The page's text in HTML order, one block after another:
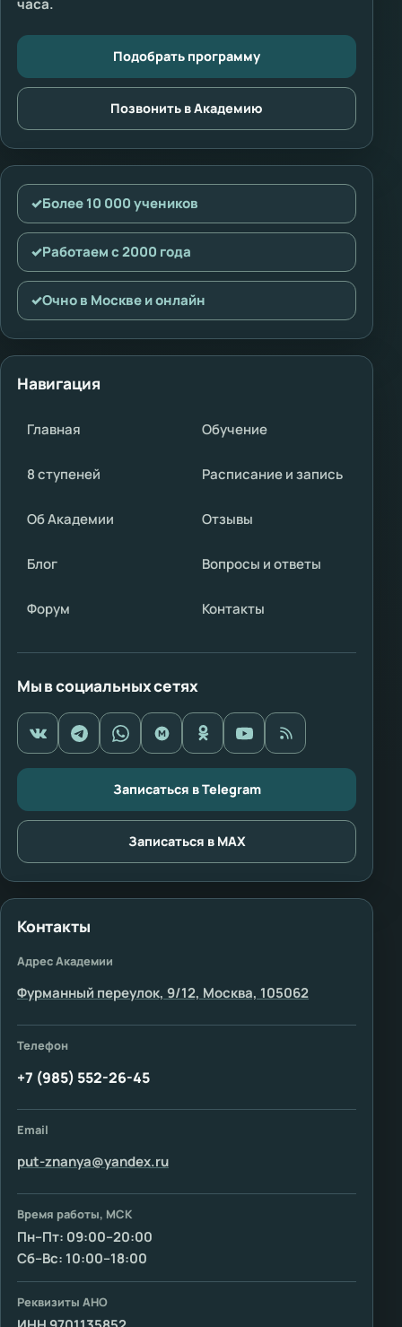
часа.
Подобрать программу
Позвонить в Академию
✓Более 10 000 учеников
✓Работаем с 2000 года
✓Очно в Москве и онлайн
Навигация
Главная Обучение
8 ступеней Расписание и запись
Об Академии Отзывы
Блог Вопросы и ответы
Форум Контакты
Мы в социальных сетях
Записаться в Telegram
Записаться в MAX
Контакты
Адрес Академии
Фурманный переулок, 9/12, Москва, 105062
Телефон
+7 (985) 552-26-45
Email
put-znanya@yandex.ru
Время работы, МСК
Пн–Пт: 09:00–20:00
Сб–Вс: 10:00–18:00
Реквизиты АНО